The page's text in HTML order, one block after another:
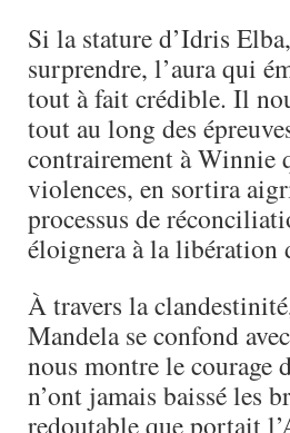
Si la stature d’Idris
surprendre, l’aura qui
tout à fait crédible. Il
tout au long des
contrairement à Winnie
violences, en sortira
processus de
éloignera à la libération
À travers la
Mandela se confond
nous montre le courage
n’ont jamais baissé les
redoutable que portait